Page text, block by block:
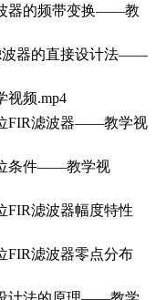
器的频带变换——教
波器的直接设计法——
视频.mp4
FIR滤波器——教学视
位条件——教学视
FIR滤波器幅度特性
FIR滤波器零点分布